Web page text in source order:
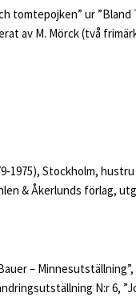
tomtepojken” ur ”Bland
av M. Mörck (två
Stockholm,
& Åkerlunds förlag,
– Minnesutställning”,
N:r 6,